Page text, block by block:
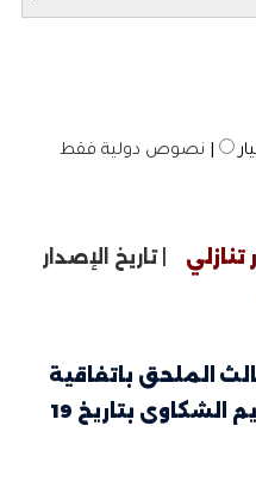
| نصوص دولية فقط
|
تاريخ الإصدار
الملحق باتفاقية
حقوق الطفل بشأن تقديم الشكاوى بتاريخ 19